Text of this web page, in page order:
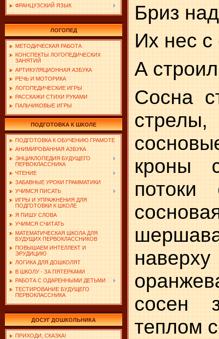
ФРАНЦУЗСКИЙ ЯЗЫК
ЛОГОПЕД
МЕТОДИЧЕСКАЯ РАБОТА
КОНСПЕКТЫ ЛОГОПЕДИЧЕСКИХ
ЗАНЯТИЙ
АРТИКУЛЯЦИОННАЯ АЗБУКА
РЕЧЬ И МОТОРИКА
ЛОГОПЕДИЧЕСКИЕ ИГРЫ
РАССКАЖИ СТИХИ РУКАМИ
ПАЛЬЧИКОВЫЕ ИГРЫ
ПОДГОТОВКА К ШКОЛЕ
ПОДГОТОВКА К ОБУЧЕНИЮ ГРАМОТЕ
АНИМИРОВАННАЯ АЗБУКА
ЭНЦИКЛОПЕДИЯ БУДУЩЕГО
ПЕРВОКЛАССНИКА
ЧТЕНИЕ
ЗАБАВНЫЕ УРОКИ ГРАММАТИКИ
УЧИМСЯ ПИСАТЬ
ИГРЫ И УПРАЖНЕНИЯ ДЛЯ
ПОДГОТОВКИ К ШКОЛЕ
Я ПИШУ СЛОВА
УЧИМСЯ СЧИТАТЬ
МАТЕМАТИЧЕСКАЯ ШКОЛА ДЛЯ
БУДУЩИХ ПЕРВОКЛАССНИКОВ
ПОВЫШАЕМ ИНТЕЛЛЕКТ И
ЭРУДИЦИЮ
ЛОГИКА ДЛЯ ДОШКОЛЯТ
В ШКОЛУ - ЗА ПЯТЕРКАМИ
РАБОТА С ОДАРЕННЫМИ ДЕТЬМИ
ТЕСТИРОВАНИЕ БУДУЩЕГО
ПЕРВОКЛАССНИКА
ДОСУГ ДОШКОЛЬНИКА
ПРИХОДИ, СКАЗКА!
Бриз
Их нес
А
Сосна
кроны
потоки
сосен
теплом